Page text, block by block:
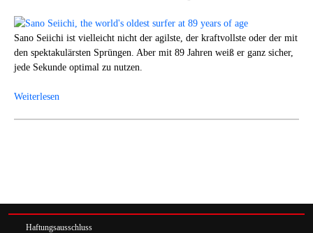
Sano Seiichi ist vielleicht nicht der agilste, der kraftvollste oder der mit
den spektakulärsten Sprüngen. Aber mit 89 Jahren weiß er ganz sicher,
jede Sekunde optimal zu nutzen.
Weiterlesen
Haftungsausschluss